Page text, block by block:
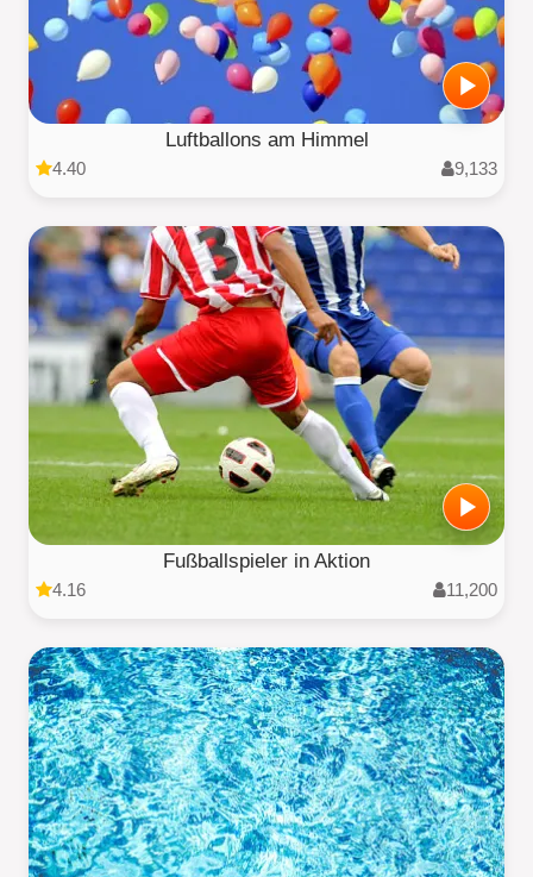
Luftballons am Himmel
4.40 9,133
Fußballspieler in Aktion
4.16 11,200